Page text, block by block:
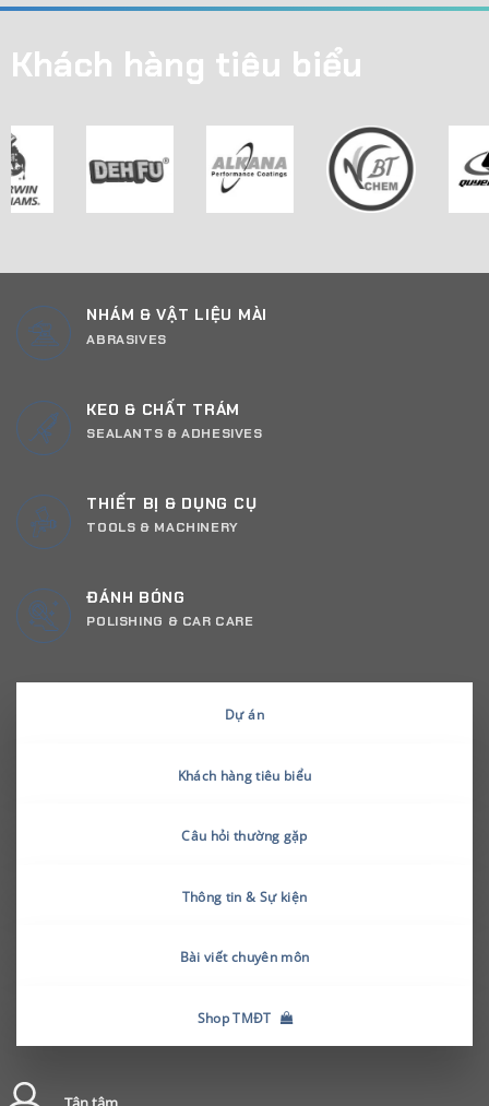
Khách hàng tiêu biểu
NHÁM & VẬT LIỆU MÀI
ABRASIVES
KEO & CHẤT TRÁM
SEALANTS & ADHESIVES
THIẾT BỊ & DỤNG CỤ
TOOLS & MACHINERY
ĐÁNH BÓNG
POLISHING & CAR CARE
Dự án
Khách hàng tiêu biểu
Câu hỏi thường gặp
Thông tin & Sự kiện
Bài viết chuyên môn
Shop TMĐT